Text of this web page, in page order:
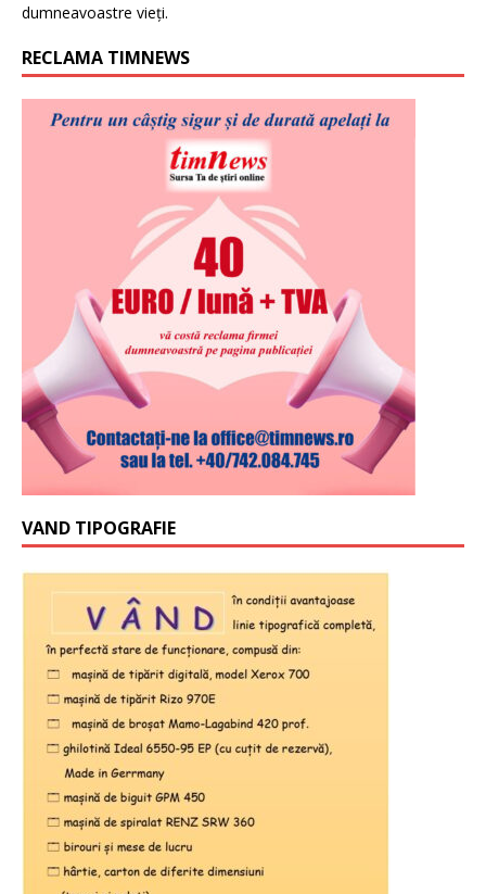
dumneavoastre vieți.
RECLAMA TIMNEWS
VAND TIPOGRAFIE